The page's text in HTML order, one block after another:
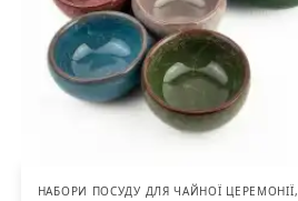
НАБОРИ ПОСУДУ ДЛЯ ЧАЙНОЇ ЦЕРЕМОНІЇ,